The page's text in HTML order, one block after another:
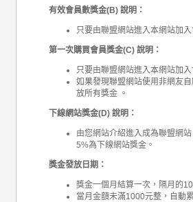
有效會員數獎金(B) 說明：
只要由聯盟網站進入本網站加
第一次購買會員獎金(C) 說明：
只要由聯盟網站進入本網站加
如果發現聯盟網站使用非網友
放所有獎金 。
下線網站獎金(D) 說明：
由您網站介紹進入成為聯盟網
5%為下線網站獎金。
獎金發放日期：
獎金一個月結算一次，隔月的
當月金額未滿1000元整，自動